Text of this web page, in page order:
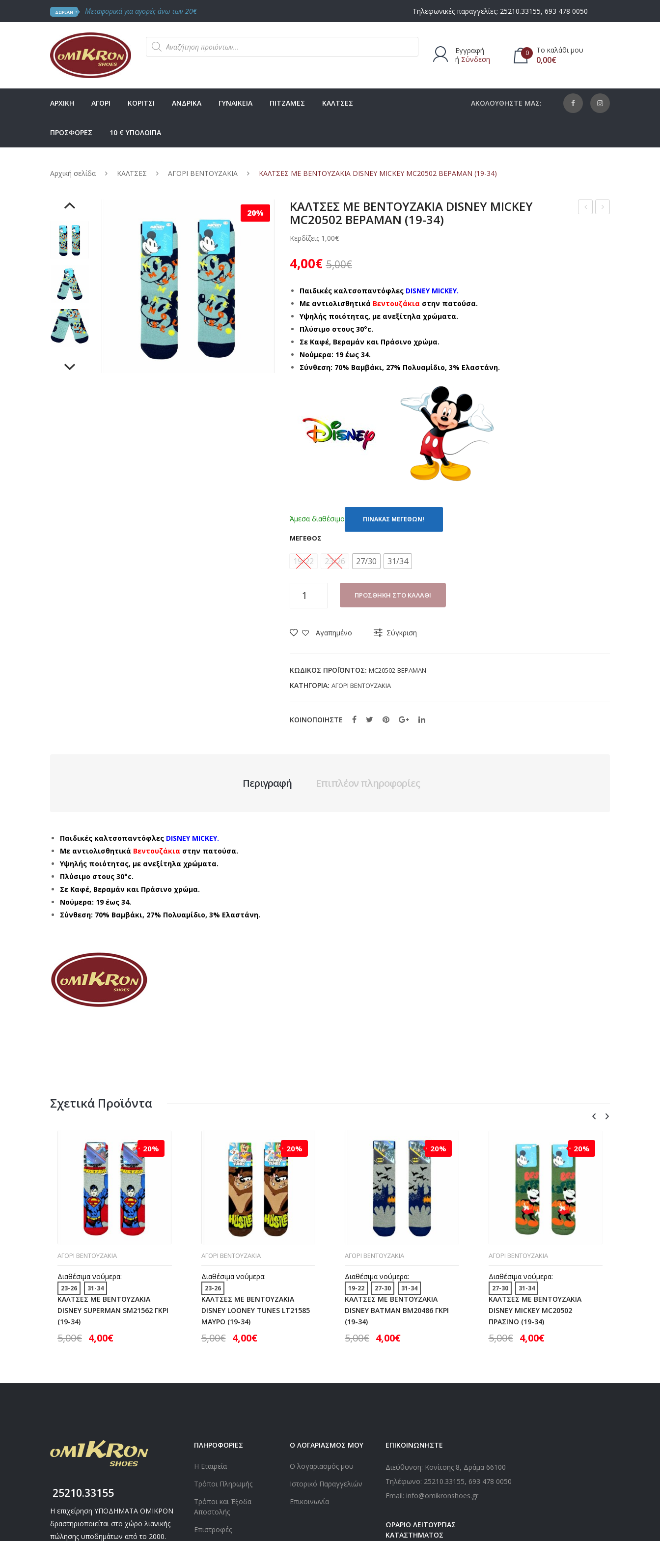
ΔΩΡΕΑΝ Μεταφορικά για αγορές άνω των 20€ Τηλεφωνικές παραγγελίες: 25210.33155, 693 478 0050
Products
search
Εγγραφή
ή Σύνδεση
0 Το καλάθι μου
0,00€
ΑΡΧΙΚΗ ΑΓΟΡΙ ΚΟΡΙΤΣΙ ΑΝΔΡΙΚΑ ΓΥΝΑΙΚΕΙΑ ΠΙΤΖΑΜΕΣ ΚΑΛΤΣΕΣ
ΠΡΟΣΦΟΡΕΣ 10 € ΥΠΟΛΟΙΠΑ
ΑΚΟΛΟΥΘΗΣΤΕ ΜΑΣ:
Αρχική σελίδα ΚΑΛΤΣΕΣ ΑΓΟΡΙ ΒΕΝΤΟΥΖΑΚΙΑ ΚΑΛΤΣΕΣ ΜΕ ΒΕΝΤΟΥΖΑΚΙΑ DISNEY MICKEY MC20502 ΒΕΡΑΜΑΝ (19-34)
20%
ΚΑΛΤΣΕΣ ΜΕ ΒΕΝΤΟΥΖΑΚΙΑ DISNEY MICKEY
MC20502 ΒΕΡΑΜΑΝ (19-34)
Κερδίζεις 1,00€
5,00€
4,00€
Παιδικές καλτσοπαντόφλες DISNEY MICKEY.
Με αντιολισθητικά Βεντουζάκια στην πατούσα.
Υψηλής ποιότητας, με ανεξίτηλα χρώματα.
Πλύσιμο στους 30°c.
Σε Καφέ, Βεραμάν και Πράσινο χρώμα.
Νούμερα: 19 έως 34.
Σύνθεση: 70% Βαμβάκι, 27% Πολυαμίδιο, 3% Ελαστάνη.
Άμεσα διαθέσιμο ΠΙΝΑΚΑΣ ΜΕΓΕΘΩΝ!
ΜΈΓΕΘΟΣ
19/22 23/26 27/30 31/34
DISNEY
ΒΕΡΑΜΑΝ
ΠΡΟΣΘΉΚΗ ΣΤΟ ΚΑΛΆΘΙ
Αγαπημένο Σύγκριση
ΚΩΔΙΚΌΣ ΠΡΟΪΌΝΤΟΣ: MC20502-ΒΕΡΑΜΑΝ
ΚΑΤΗΓΟΡΊΑ: ΑΓΟΡΙ ΒΕΝΤΟΥΖΑΚΙΑ
ΚΟΙΝΟΠΟΙΗΣΤΕ
Περιγραφή Επιπλέον πληροφορίες
Παιδικές καλτσοπαντόφλες DISNEY MICKEY.
Με αντιολισθητικά Βεντουζάκια στην πατούσα.
Υψηλής ποιότητας, με ανεξίτηλα χρώματα.
Πλύσιμο στους 30°c.
Σε Καφέ, Βεραμάν και Πράσινο χρώμα.
Νούμερα: 19 έως 34.
Σύνθεση: 70% Βαμβάκι, 27% Πολυαμίδιο, 3% Ελαστάνη.
Σχετικά Προϊόντα
20%
ΑΓΟΡΙ ΒΕΝΤΟΥΖΑΚΙΑ
Διαθέσιμα νούμερα:
23-26 31-34
ΚΑΛΤΣΕΣ ΜΕ ΒΕΝΤΟΥΖΑΚΙΑ
DISNEY SUPERMAN SM21562 ΓΚΡΙ
(19-34)
5,00€ 4,00€
20%
ΑΓΟΡΙ ΒΕΝΤΟΥΖΑΚΙΑ
Διαθέσιμα νούμερα:
23-26
ΚΑΛΤΣΕΣ ΜΕ ΒΕΝΤΟΥΖΑΚΙΑ
DISNEY LOONEY TUNES LT21585
ΜΑΥΡΟ (19-34)
5,00€ 4,00€
20%
ΑΓΟΡΙ ΒΕΝΤΟΥΖΑΚΙΑ
Διαθέσιμα νούμερα:
19-22 27-30 31-34
ΚΑΛΤΣΕΣ ΜΕ ΒΕΝΤΟΥΖΑΚΙΑ
DISNEY BATMAN BM20486 ΓΚΡΙ
(19-34)
5,00€ 4,00€
20%
ΑΓΟΡΙ ΒΕΝΤΟΥΖΑΚΙΑ
Διαθέσιμα νούμερα:
27-30 31-34
ΚΑΛΤΣΕΣ ΜΕ ΒΕΝΤΟΥΖΑΚΙΑ
DISNEY MICKEY MC20502
ΠΡΑΣΙΝΟ (19-34)
5,00€ 4,00€
25210.33155
Η επιχείρηση ΥΠΟΔΗΜΑΤΑ ΟΜΙΚΡΟΝ
δραστηριοποιείται στο χώρο λιανικής
πώλησης υποδημάτων από το 2000.
ΠΛΗΡΟΦΟΡΙΕΣ
Η Εταιρεία
Τρόποι Πληρωμής
Τρόποι και Έξοδα
Αποστολής
Επιστροφές
Ο ΛΟΓΑΡΙΑΣΜΟΣ ΜΟΥ
Ο λογαριασμός μου
Ιστορικό Παραγγελιών
Επικοινωνία
ΕΠΙΚΟΙΝΩΝΗΣΤΕ
Διεύθυνση: Κονίτσης 8, Δράμα 66100
Τηλέφωνο: 25210.33155, 693 478 0050
Email: info@omikronshoes.gr
ΩΡΑΡΙΟ ΛΕΙΤΟΥΡΓΙΑΣ
ΚΑΤΑΣΤΗΜΑΤΟΣ